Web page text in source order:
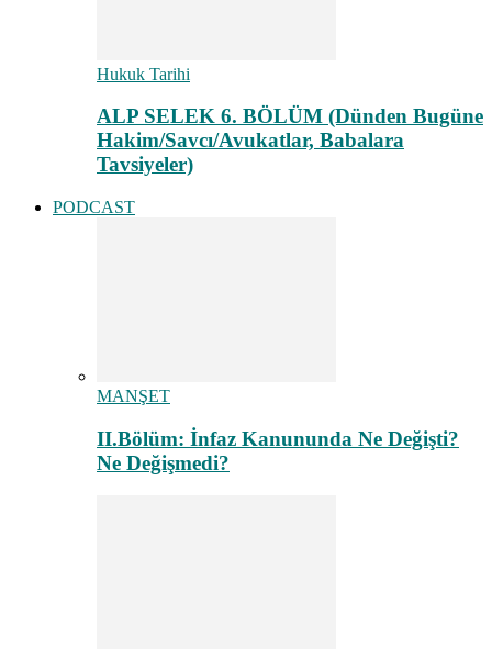
Hukuk Tarihi
ALP SELEK 6. BÖLÜM (Dünden Bugüne
Hakim/Savcı/Avukatlar, Babalara
Tavsiyeler)
PODCAST
MANŞET
II.Bölüm: İnfaz Kanununda Ne Değişti?
Ne Değişmedi?